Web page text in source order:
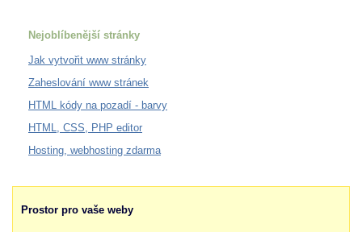
Nejoblíbenější stránky
Jak vytvořit www stránky
Zaheslování www stránek
HTML kódy na pozadí - barvy
HTML, CSS, PHP editor
Hosting, webhosting zdarma
Prostor pro vaše weby